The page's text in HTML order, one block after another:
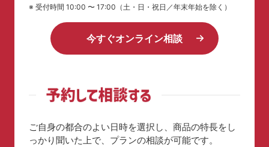
※ 受付時間 10:00 〜 17:00（土・日・祝日／年末年始を除く）
今すぐオンライン相談
ご自身の都合のよい日時を選択し、商品の特長を し
っかり聞いた上で、プランの相談が可能です。